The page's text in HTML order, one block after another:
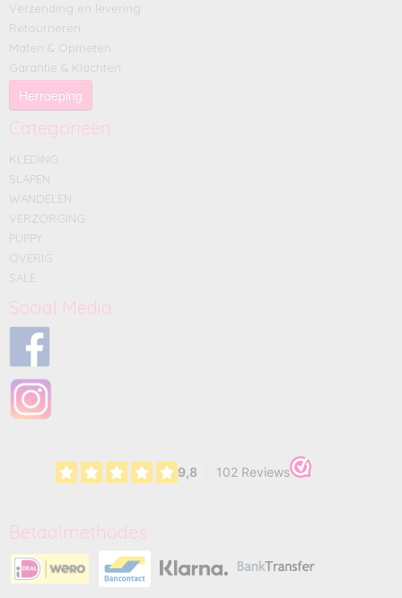
Verzending en levering
Retourneren
Maten & Opmeten
Garantie & Klachten
Herroeping
Categorieën
KLEDING
SLAPEN
WANDELEN
VERZORGING
PUPPY
OVERIG
SALE
Social Media
Betaalmethodes